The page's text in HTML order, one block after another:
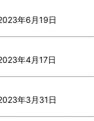
年6月19日
年4月17日
年3月31日